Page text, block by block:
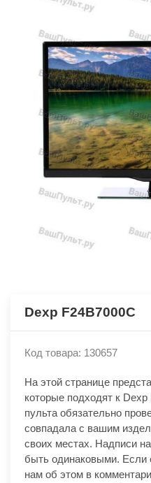
Dexp F24B7000C
Код товара: 130657
На этой странице
которые подходят к
пульта обязательно
совпадала с вашим
своих местах. Надписи
быть одинаковыми. Если
нам об этом в